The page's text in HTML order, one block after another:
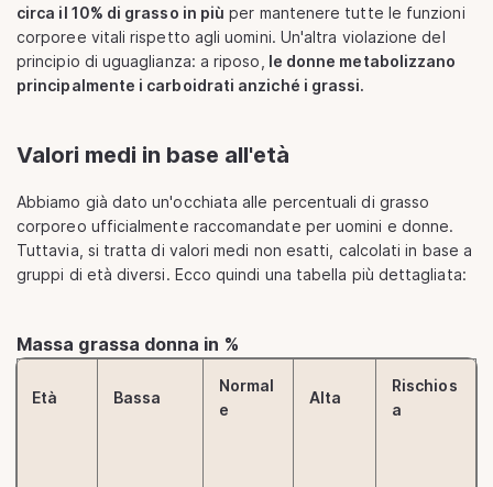
circa il 10% di grasso in più per mantenere tutte le funzioni
corporee vitali rispetto agli uomini. Un'altra violazione del
principio di uguaglianza: a riposo, le donne metabolizzano
principalmente i carboidrati anziché i grassi.
Valori medi in base all'età
Abbiamo già dato un'occhiata alle percentuali di grasso
corporeo ufficialmente raccomandate per uomini e donne.
Tuttavia, si tratta di valori medi non esatti, calcolati in base a
gruppi di età diversi. Ecco quindi una tabella più dettagliata:
Massa grassa donna in %
Età Bassa
Normal
e
Alta
Rischios
a